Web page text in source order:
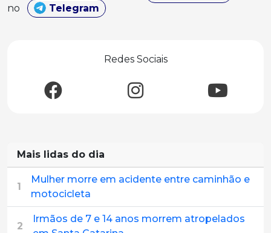
no
Telegram
Redes Sociais
Mais lidas do dia
1
Mulher morre em acidente entre caminhão e
motocicleta
2
Irmãos de 7 e 14 anos morrem atropelados